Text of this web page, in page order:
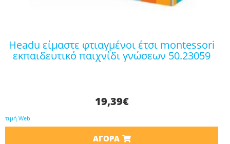
headu είμαστε φτιαγμένοι έτσι montessori
εκπαιδευτικό παιχνίδι γνώσεων 50.23059
19,39€
τιμή Web
ΑΓΟΡΆ